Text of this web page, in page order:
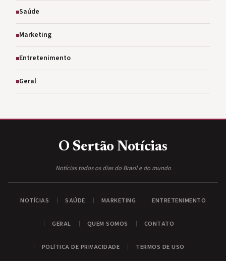
Saúde
Marketing
Entretenimento
Geral
O Sertão Notícias
Notícias todos os dias do Brasil e do mundo
NOTÍCIAS SAÚDE MARKETING ENTRETENIMENTO
GERAL QUEM SOMOS CONTATO
POLÍTICA DE PRIVACIDADE TERMOS DE USO